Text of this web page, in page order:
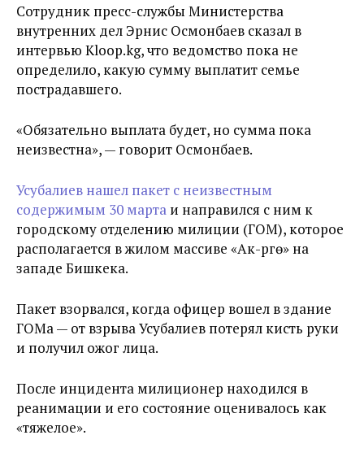
Сотрудник пресс-службы Министерства
внутренних дел Эрнис Осмонбаев сказал в
интервью Kloop.kg, что ведомство пока не
определило, какую сумму выплатит семье
пострадавшего.
«Обязательно выплата будет, но сумма пока
неизвестна», — говорит Осмонбаев.
Усубалиев нашел пакет с неизвестным
содержимым 30 марта и направился с ним к
городскому отделению милиции (ГОМ), которое
располагается в жилом массиве «Ак-Өргө» на
западе Бишкека.
Пакет взорвался, когда офицер вошел в здание
ГОМа — от взрыва Усубалиев потерял кисть руки
и получил ожог лица.
После инцидента милиционер находился в
реанимации и его состояние оценивалось как
«тяжелое».